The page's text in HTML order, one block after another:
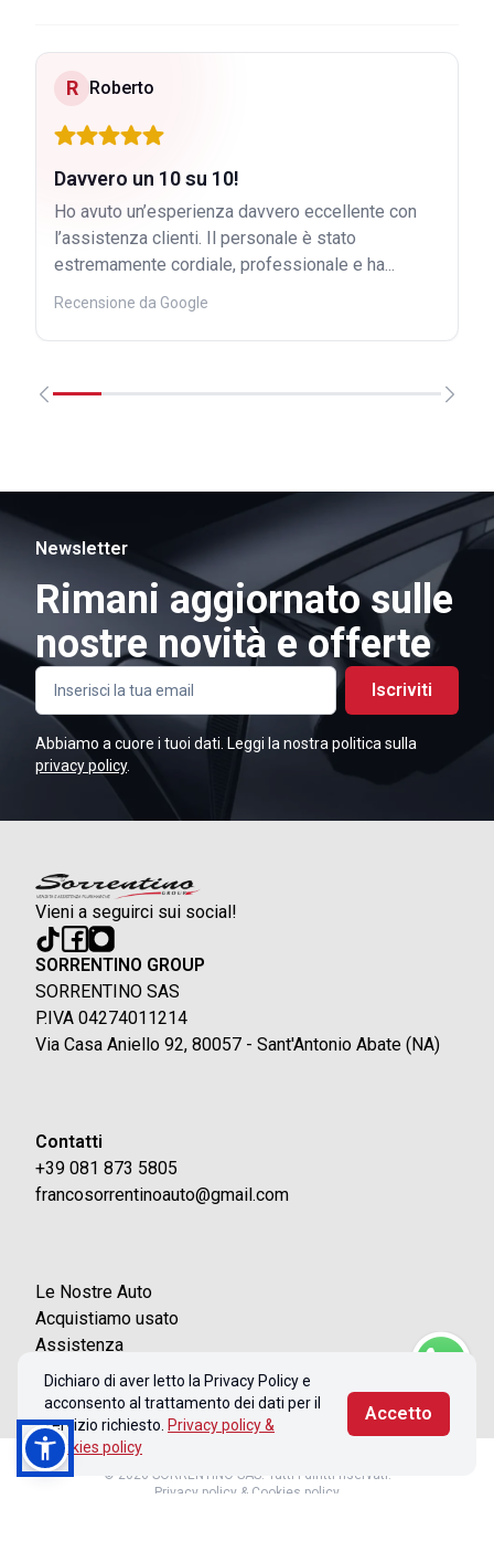
R Roberto
Davvero un 10 su 10!
Ho avuto un’esperienza davvero eccellente con
l’assistenza clienti. Il personale è stato
estremamente cordiale, professionale e ha...
Recensione da Google
Newsletter
Rimani aggiornato sulle
nostre novità e offerte
Iscriviti
Abbiamo a cuore i tuoi dati. Leggi la nostra politica sulla
privacy policy.
Vieni a seguirci sui social!
SORRENTINO GROUP
SORRENTINO SAS
P.IVA 04274011214
Via Casa Aniello 92, 80057 - Sant'Antonio Abate (NA)
Contatti
+39 081 873 5805
francosorrentinoauto@gmail.com
Le Nostre Auto
Acquistiamo usato
Assistenza
Contatti
Dichiaro di aver letto la Privacy Policy e
acconsento al trattamento dei dati per il
servizio richiesto. Privacy policy &
Cookies policy
Accetto
© 2026 SORRENTINO SAS. Tutti i diritti riservati.
Privacy policy & Cookies policy